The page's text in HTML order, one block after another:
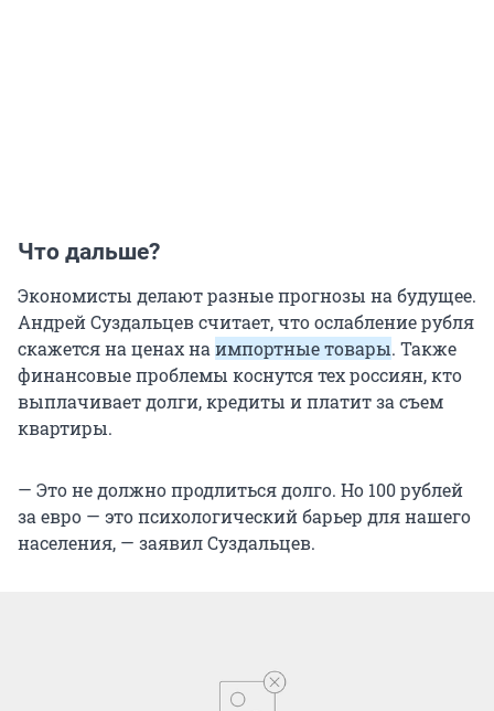
Что дальше?
Экономисты делают разные прогнозы на будущее.
Андрей Суздальцев считает, что ослабление рубля
скажется на ценах наимпортные товары. Также
финансовые проблемы коснутся тех россиян, кто
выплачивает долги, кредиты и платит за съем
квартиры.
— Это не должно продлиться долго. Но 100 рублей
за евро — это психологический барьер для нашего
населения, — заявил Суздальцев.